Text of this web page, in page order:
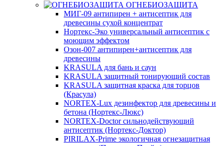
ОГНЕБИОЗАЩИТА
МИГ-09 антипирен + антисептик для
древесины сухой концентрат
Нортекс-Эко универсальный антисептик с
моющим эффектом
Озон-007 антипирен+антисептик для
древесины
KRASULA для бань и саун
KRASULA защитный тонирующий состав
KRASULA защитная краска для торцов
(Красула)
NORTEX-Lux дезинфектор для древесины и
бетона (Нортекс-Люкс)
NORTEX-Doctor сильнодействующий
антисептик (Нортекс-Доктор)
PIRILAX-Prime экологичная огнезащитная